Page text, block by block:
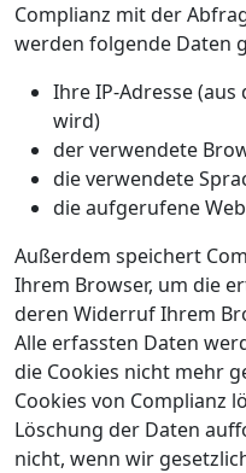
Complianz mit der
werden folgende Daten
Ihre IP-Adresse
wird)
der verwendete
die verwendete
die aufgerufene
Außerdem speichert
Ihrem Browser, um die
deren Widerruf Ihrem
Alle erfassten Daten
die Cookies nicht mehr
Cookies von Complianz
Löschung der Daten
nicht, wenn wir